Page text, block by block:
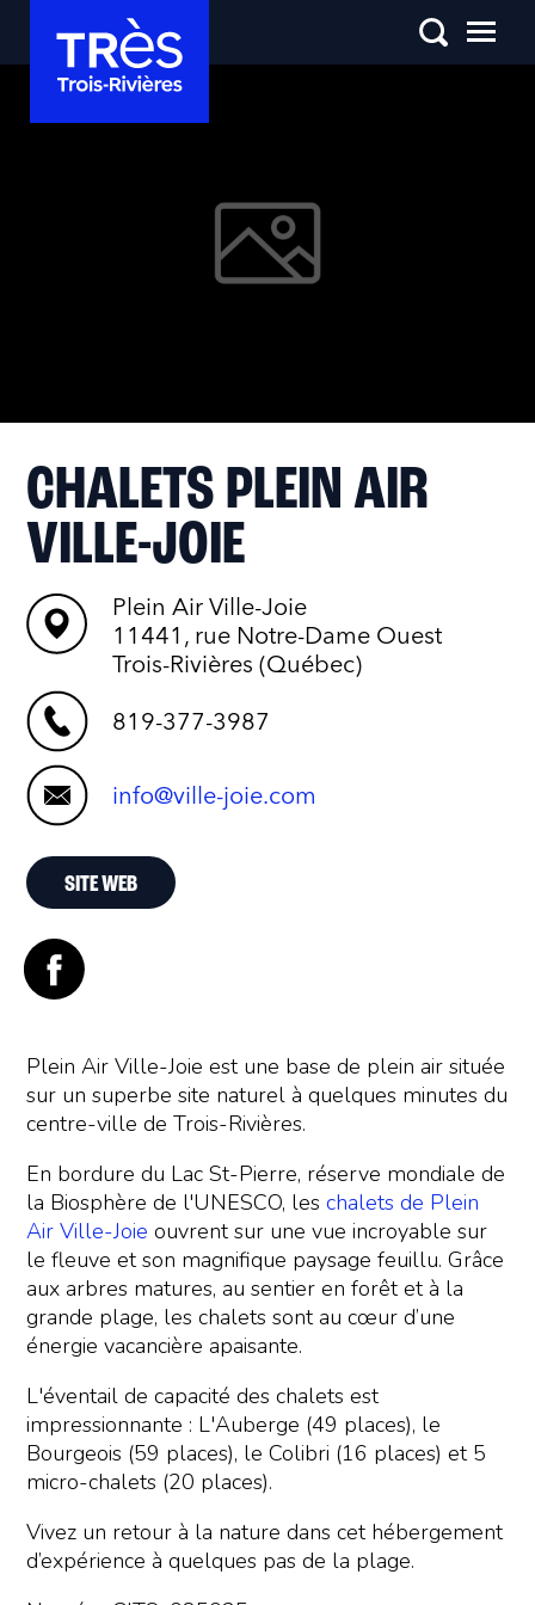
Plein Air Ville-Joie est une base de plein air située
sur un superbe site naturel à quelques minutes du
centre-ville de Trois-Rivières.
En bordure du Lac St-Pierre, réserve mondiale de
la Biosphère de l'UNESCO, leschalets de Plein
Air Ville-Joieouvrent sur une vue incroyable sur
le fleuve et son magnifique paysage feuillu. Grâce
aux arbres matures, au sentier en forêt et à la
grande plage, les chalets sont au cœur d’une
énergie vacancière apaisante.
L'éventail de capacité des chalets est
impressionnante : L'Auberge (49 places), le
Bourgeois (59 places), le Colibri (16 places) et 5
micro-chalets (20 places).
Vivez un retour à la nature dans cet hébergement
d’expérience à quelques pas de la plage.
CHALETS PLEIN AIR
VILLE-JOIE
Plein Air Ville-Joie
11441, rue Notre-Dame Ouest
Trois-Rivières (Québec)
819-377-3987
info@ville-joie.com
SITE WEB